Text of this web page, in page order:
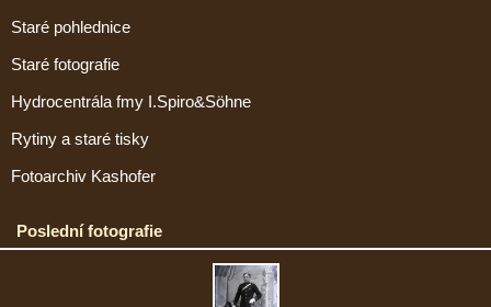
Staré pohlednice
Staré fotografie
Hydrocentrála fmy I.Spiro&Söhne
Rytiny a staré tisky
Fotoarchiv Kashofer
Poslední fotografie